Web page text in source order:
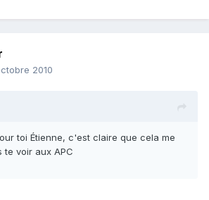
2010
toi Étienne, c'est claire que cela me
voir aux APC